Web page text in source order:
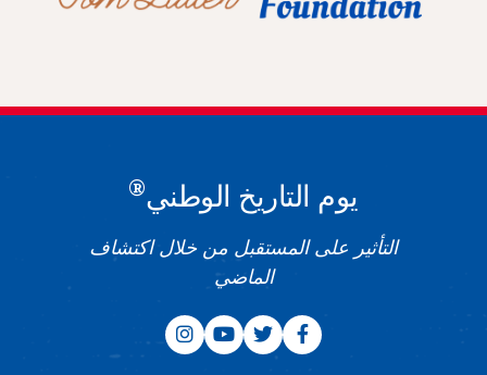
يوم التاريخ الوطني®
التأثير على المستقبل من خلال اكتشاف
الماضي